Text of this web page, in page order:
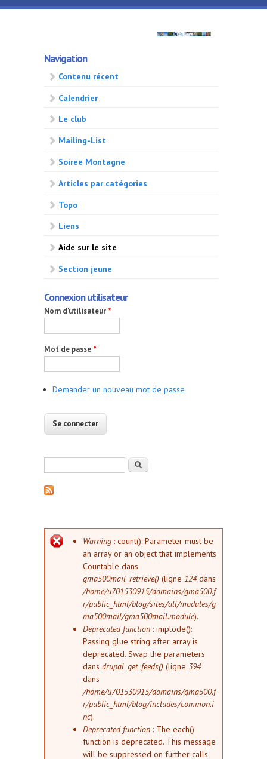
Aller au contenu principal
GMA
500
Navigation
Contenu récent
Calendrier
Le club
Mailing-List
Soirée Montagne
Articles par catégories
Topo
Liens
Aide sur le site
Section jeune
Connexion utilisateur
Nom d'utilisateur *
Mot de passe *
Demander un nouveau mot de passe
Formulaire de rechercheRechercher
Message d'erreur
Warning : count(): Parameter must be
an array or an object that implements
Countable dans
gma500mail_retrieve() (ligne 124dans
/home/u701530915/domains/gma500.f
r/public_html/blog/sites/all/modules/g
ma500mail/gma500mail.module).
Deprecated function : implode():
Passing glue string after array is
deprecated. Swap the parameters
dans drupal_get_feeds() (ligne 394
dans
/home/u701530915/domains/gma500.f
r/public_html/blog/includes/common.i
nc).
Deprecated function : The each()
function is deprecated. This message
will be suppressed on further calls